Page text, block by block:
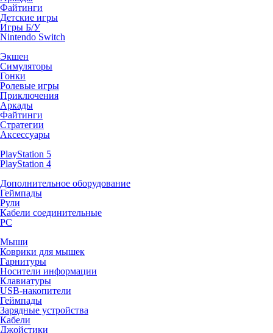
Файтинги
Детские игры
Игры Б/У
Nintendo Switch
Экшен
Симуляторы
Гонки
Ролевые игры
Приключения
Аркады
Файтинги
Стратегии
Аксессуары
PlayStation 5
PlayStation 4
Дополнительное оборудование
Геймпады
Рули
Кабели соединительные
PC
Мыши
Коврики для мышек
Гарнитуры
Носители информации
Клавиатуры
USB-накопители
Геймпады
Зарядные устройства
Кабели
Джойстики